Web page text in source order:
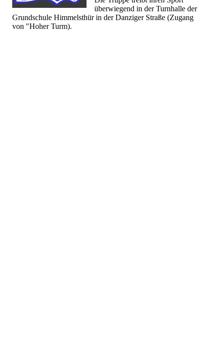
überwiegend in der Turnhalle der
Grundschule Himmelsthür in der Danziger Straße (Zugang
von "Hoher Turm).